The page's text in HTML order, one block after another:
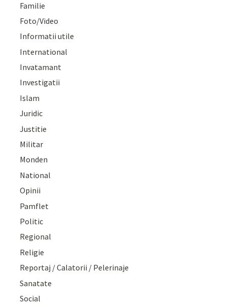
Familie
Foto/Video
Informatii utile
International
Invatamant
Investigatii
Islam
Juridic
Justitie
Militar
Monden
National
Opinii
Pamflet
Politic
Regional
Religie
Reportaj / Calatorii / Pelerinaje
Sanatate
Social